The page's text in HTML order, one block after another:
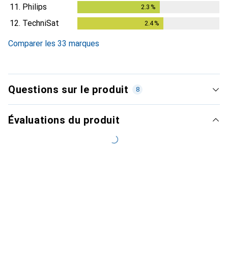
11. Philips 2.3 %
12. TechniSat 2.4%
Comparer les 33 marques
Questions sur le produit 8
Évaluations du produit